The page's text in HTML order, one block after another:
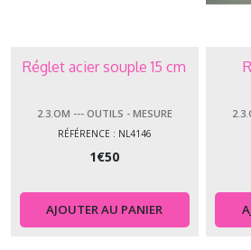
Réglet acier souple 15 cm
2.3.OM --- OUTILS - MESURE
RÉFÉRENCE : NL4146
1€50
AJOUTER AU PANIER